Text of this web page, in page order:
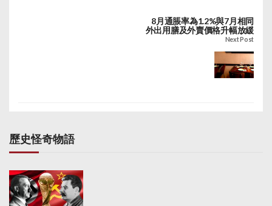
8月通脹率為1.2%與7月相同
外出用膳及外賣價格升幅放緩
Next Post
歷史怪奇物語